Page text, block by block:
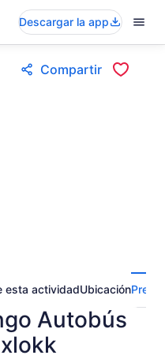
Descargar la app
Compartir
esta actividadUbicación
Autobús